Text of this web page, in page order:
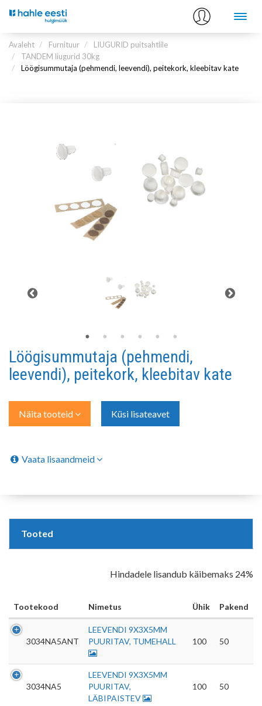
Avaleht Furnituur
LIUGURID puitsahtlile
TANDEM liugurid 30kg
Löögisummutaja (pehmendi, leevendi), peitekork, kleebitav kate
Löögisummutaja (pehmendi,
leevendi), peitekork, kleebitav kate
Näita tooteid Küsi lisateavet
Vaata lisaandmeid
Tooted
Hindadele lisandub käibemaks 24%
Tootekood Nimetus Ühik Pakend
3034NA5ANT
LEEVENDI 9X3X5MM
PUURITAV, TUMEHALL
100 50
3034NA5
LEEVENDI 9X3X5MM
PUURITAV,
LÄBIPAISTEV
100 50